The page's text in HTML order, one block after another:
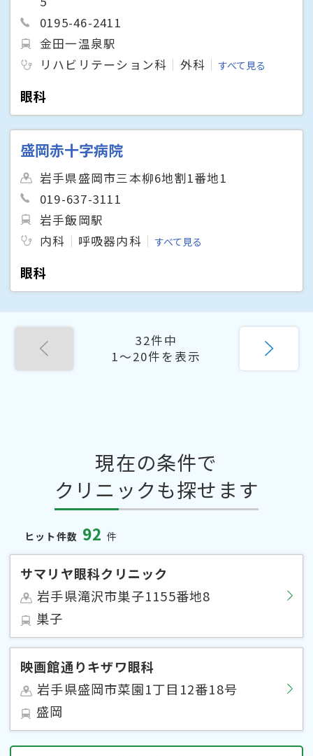
0195-46-2411
金田一温泉駅
リハビリテーション科
外科 すべて見る
眼科
盛岡赤十字病院
岩手県盛岡市三本柳6地割1番地1
019-637-3111
岩手飯岡駅
内科
呼吸器内科 すべて見る
眼科
32件中
1〜20件を表示
現在の条件で
クリニックも探せます
ヒット件数 92 件
サマリヤ眼科クリニック
岩手県滝沢市巣子1155番地8
巣子
映画館通りキザワ眼科
岩手県盛岡市菜園1丁目12番18号
盛岡